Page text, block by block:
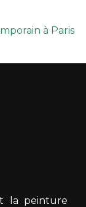
à Paris
la peinture